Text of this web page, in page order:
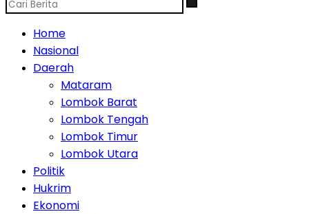
Home
Nasional
Daerah
Mataram
Lombok Barat
Lombok Tengah
Lombok Timur
Lombok Utara
Politik
Hukrim
Ekonomi